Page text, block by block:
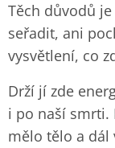
Těch důvodů
seřadit, ani
vysvětlení, co
Drží jí zde
i po naší smrti.
mělo tělo a dál